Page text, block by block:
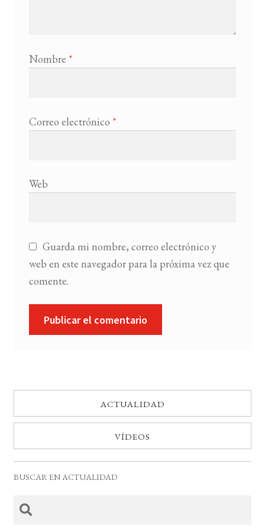
Nombre *
Correo electrónico *
Web
Guarda mi nombre, correo electrónico y
web en este navegador para la próxima vez que
comente.
ACTUALIDAD
VÍDEOS
BUSCAR EN ACTUALIDAD